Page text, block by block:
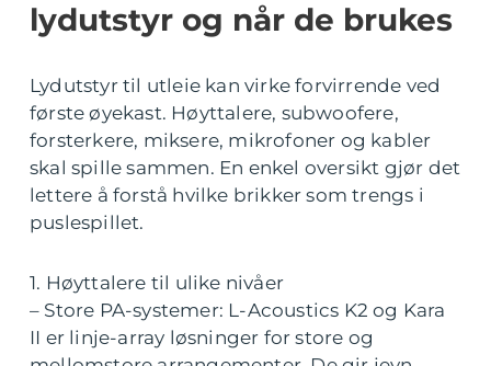
lydutstyr og når de brukes
Lydutstyr til utleie kan virke forvirrende ved
første øyekast. Høyttalere, subwoofere,
forsterkere, miksere, mikrofoner og kabler
skal spille sammen. En enkel oversikt gjør det
lettere å forstå hvilke brikker som trengs i
puslespillet.
1. Høyttalere til ulike nivåer
– Store PA-systemer: L-Acoustics K2 og Kara
II er linje-array løsninger for store og